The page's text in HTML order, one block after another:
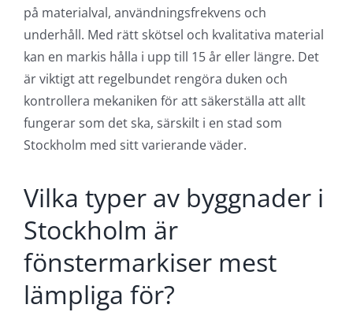
på materialval, användningsfrekvens och
underhåll. Med rätt skötsel och kvalitativa material
kan en markis hålla i upp till 15 år eller längre. Det
är viktigt att regelbundet rengöra duken och
kontrollera mekaniken för att säkerställa att allt
fungerar som det ska, särskilt i en stad som
Stockholm med sitt varierande väder.
Vilka typer av byggnader i
Stockholm är
fönstermarkiser mest
lämpliga för?